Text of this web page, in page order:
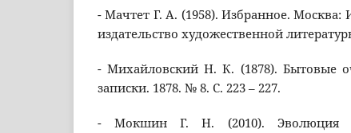
- Мачтет Г. А. (1958). Избранное. Москва:
издательство художественной
- Михайловский Н. К. (1878). Бытовые
записки. 1878. № 8. С. 223 – 227.
- Мокшин Г. Н. (2010). Эволюция